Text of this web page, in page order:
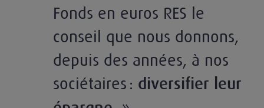
Fonds en euros RES le
conseil que nous donnons,
depuis des années, à nos
sociétaires : diversifier leur